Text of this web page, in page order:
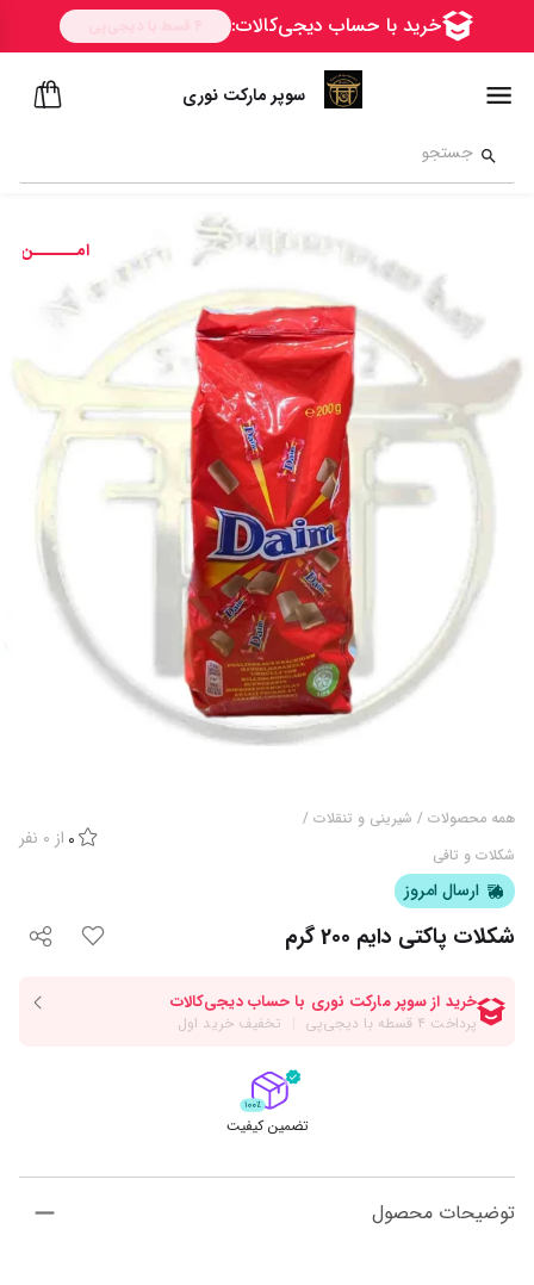
سوپر مارکت نوری
همه محصولات / شیرینی و تنقلات /
شکلات و تافی
0 از 0 نفر
ارسال امروز
شکلات پاکتی دایم 200 گرم
تضمین کیفیت
توضیحات محصول